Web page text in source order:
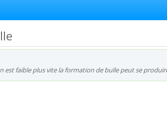
est faible plus vite la formation de bulle peut se